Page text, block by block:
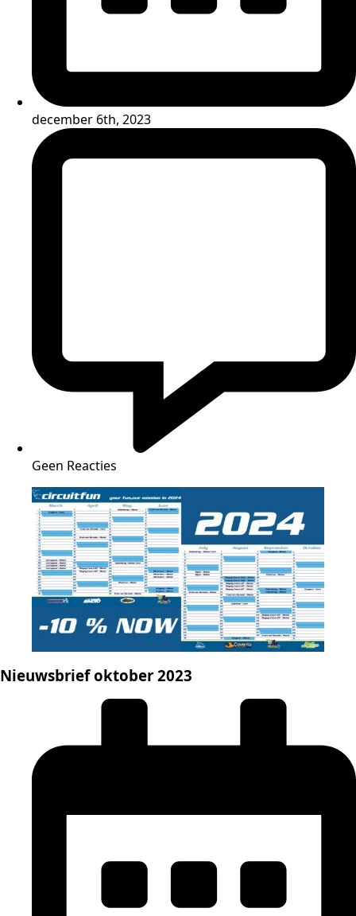
december 6th, 2023
Geen Reacties
Nieuwsbrief oktober 2023